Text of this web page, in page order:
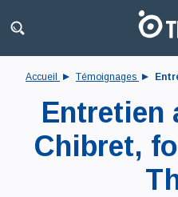
Accueil Témoignages
Entretien
Chibret,